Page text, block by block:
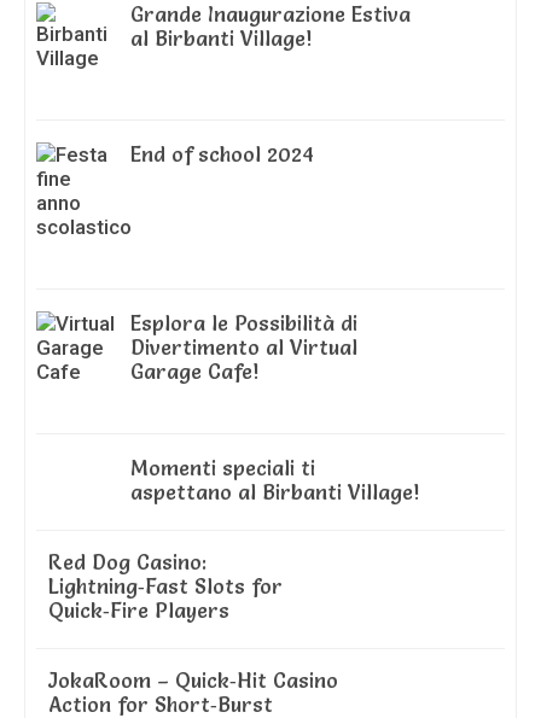
Grande Inaugurazione Estiva
al Birbanti Village!
End of school 2024
Esplora le Possibilità di
Divertimento al Virtual
Garage Cafe!
Momenti speciali ti
aspettano al Birbanti Village!
Red Dog Casino:
Lightning‑Fast Slots for
Quick‑Fire Players
JokaRoom – Quick‑Hit Casino
Action for Short‑Burst